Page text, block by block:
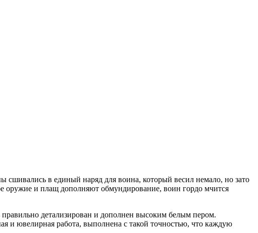
сшивались в единый наряд для воина, который весил немало, но зато
оружие и плащ дополняют обмундирование, воин гордо мчится
детализирован и дополнен высоким белым пером.
и ювелирная работа, выполнена с такой точностью, что каждую